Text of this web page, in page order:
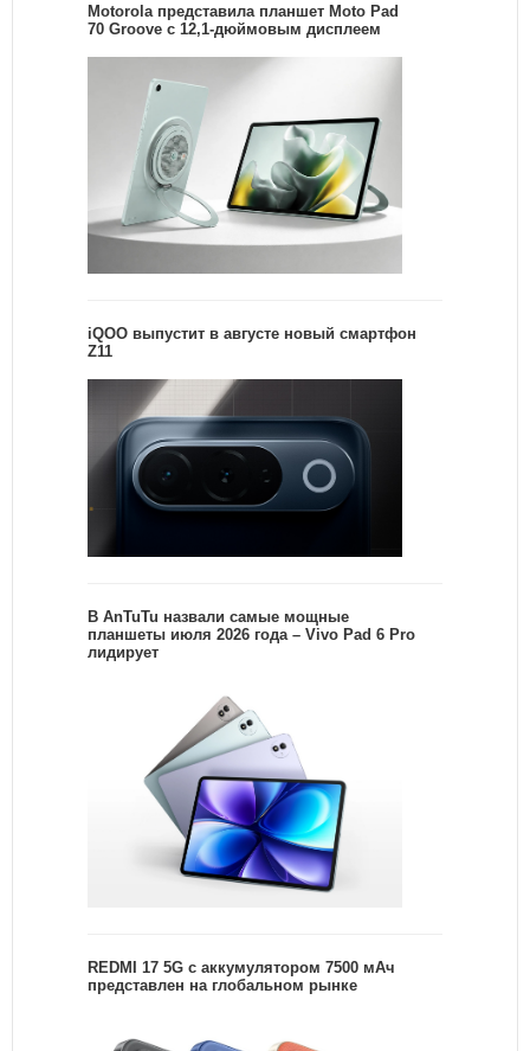
Motorola представила планшет Moto Pad
70 Groove с 12,1-дюймовым дисплеем
iQOO выпустит в августе новый смартфон
Z11
В AnTuTu назвали самые мощные
планшеты июля 2026 года – Vivo Pad 6 Pro
лидирует
REDMI 17 5G c аккумулятором 7500 мАч
представлен на глобальном рынке